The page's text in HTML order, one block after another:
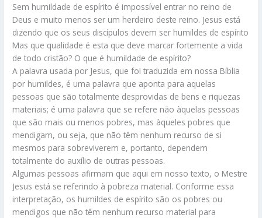
Sem humildade de espírito é impossível entrar no reino de
Deus e muito menos ser um herdeiro deste reino. Jesus está
dizendo que os seus discípulos devem ser humildes de espírito
Mas que qualidade é esta que deve marcar fortemente a vida
de todo cristão? O que é humildade de espírito?
A palavra usada por Jesus, que foi traduzida em nossa Bíblia
por humildes, é uma palavra que aponta para aquelas
pessoas que são totalmente desprovidas de bens e riquezas
materiais; é uma palavra que se refere não àquelas pessoas
que são mais ou menos pobres, mas àqueles pobres que
mendigam, ou seja, que não têm nenhum recurso de si
mesmos para sobreviverem e, portanto, dependem
totalmente do auxílio de outras pessoas.
Algumas pessoas afirmam que aqui em nosso texto, o Mestre
Jesus está se referindo à pobreza material. Conforme essa
interpretação, os humildes de espírito são os pobres ou
mendigos que não têm nenhum recurso material para